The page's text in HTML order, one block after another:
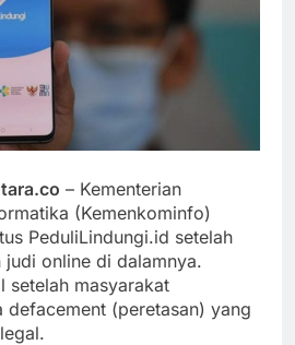
– Kementerian
(Kemenkominfo)
PeduliLindungi.id setelah
judi online di dalamnya.
setelah masyarakat
defacement (peretasan) yang